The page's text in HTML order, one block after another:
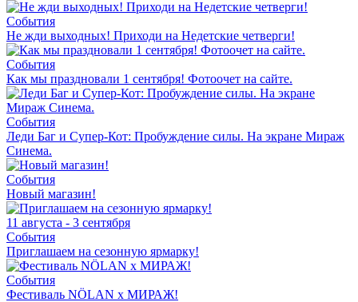
События
Не жди выходных! Приходи на Недетские четверги!
События
Как мы праздновали 1 сентября! Фотоочет на сайте.
События
Леди Баг и Супер-Кот: Пробуждение силы. На экране Мираж
Синема.
События
Новый магазин!
11 августа - 3 сентября
События
Приглашаем на сезонную ярмарку!
События
Фестиваль NÖLAN x МИРАЖ!